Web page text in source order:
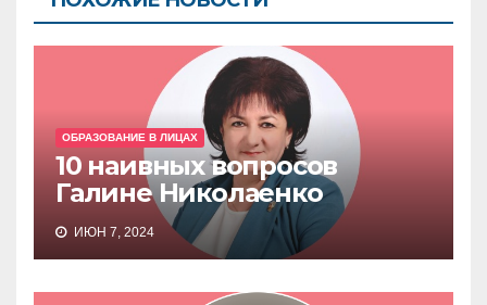
ОБРАЗОВАНИЕ В ЛИЦАХ
10 наивных вопросов
Галине Николаенко
ИЮН 7, 2024